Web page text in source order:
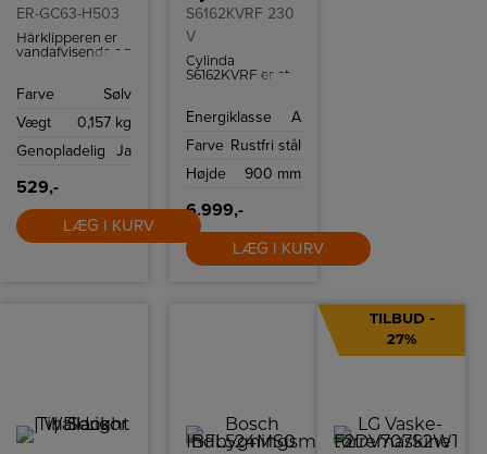
ER-GC63-H503
Hårklipperen er
vandafvisende og
rindende vand
Farve
Sølv
Vægt
0,157 kg
Genopladelig
Ja
529,-
LÆG I KURV
S6162KVRF 230
V
Cylinda
S6162KVRF er et
keramisk
Brændeovnen
230 V udtag.
Energiklasse
A
Farve Rustfri stål
Højde
900 mm
6.999,-
LÆG I KURV
TILBUD -
27%